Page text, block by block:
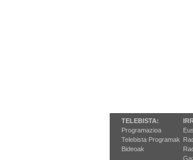
TELEBISTA:
Programazioa
Telebista Programak
Bideoak